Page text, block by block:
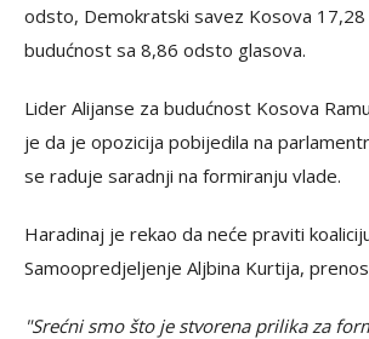
odsto, Demokratski savez Kosova 17,28
budućnost sa 8,86 odsto glasova.
Lider Alijanse za budućnost Kosova
je da je opozicija pobijedila na
se raduje saradnji na formiranju vlade.
Haradinaj je rekao da neće praviti
Samoopredjeljenje Aljbina Kurtija,
"Srećni smo što je stvorena prilika za